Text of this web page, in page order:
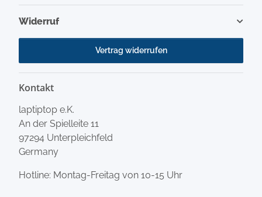
Widerruf
Vertrag widerrufen
Kontakt
laptiptop e.K.
An der Spielleite 11
97294 Unterpleichfeld
Germany
Hotline: Montag-Freitag von 10-15 Uhr